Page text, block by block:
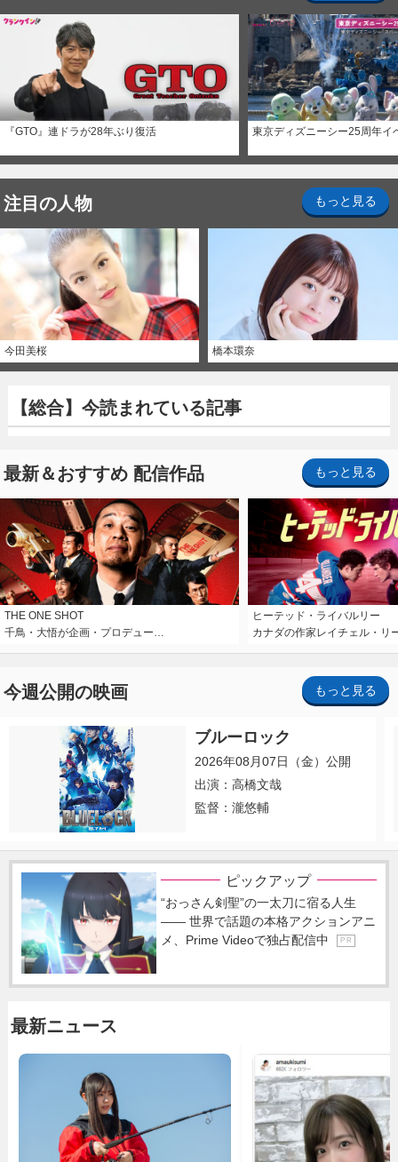
『GTO』連ドラが28年ぶり復活 東京ディズニーシー25周年イ
注目の人物 もっと見る
今田美桜 橋本環奈
【総合】今読まれている記事
最新＆おすすめ 配信作品 もっと見る
THE ONE SHOT
千鳥・大悟が企画・プロデュー…
ヒーテッド・ライバルリー
カナダの作家レイチェル・リ
今週公開の映画 もっと見る
ブルーロック
2026年08月07日（金）公開
出演：高橋文哉
監督：瀧悠輔
ピックアップ
“おっさん剣聖”の一太刀に宿る人生
―― 世界で話題の本格アクションアニ
メ、Prime Videoで独占配信中
P R
最新ニュース